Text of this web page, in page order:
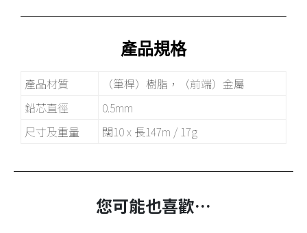
產品規格
產品材質
（筆桿）樹脂，（前端）金屬
鉛芯直徑
0.5mm
尺寸及重量
闊10 x 長147m / 17g
您可能也喜歡…